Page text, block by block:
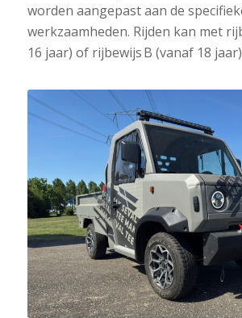
worden aangepast aan de
werkzaamheden. Rijden kan met
16 jaar) of rijbewijs B (vanaf 18